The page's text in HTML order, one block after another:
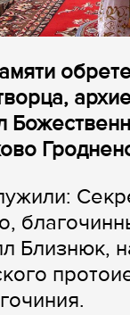
Близнюк,